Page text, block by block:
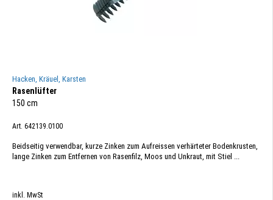
Hacken, Kräuel, Karsten
Rasenlüfter
150 cm
Art. 642139.0100
Beidseitig verwendbar, kurze Zinken zum Aufreissen verhärteter Bodenkrusten,
lange Zinken zum Entfernen von Rasenfilz, Moos und Unkraut, mit Stiel ...
inkl. MwSt